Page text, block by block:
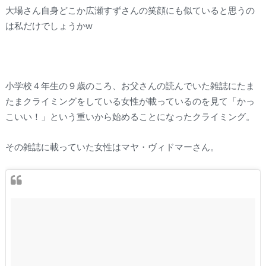
大場さん自身どこか広瀬すずさんの笑顔にも似ていると思うの
は私だけでしょうかw
小学校４年生の９歳のころ、お父さんの読んでいた雑誌にたま
たまクライミングをしている女性が載っているのを見て「かっ
こいい！」という重いから始めることになったクライミング。
その雑誌に載っていた女性はマヤ・ヴィドマーさん。